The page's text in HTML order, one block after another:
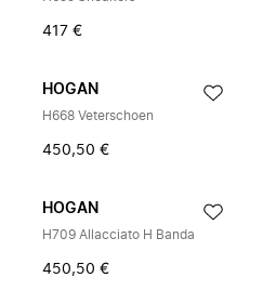
417 €
HOGAN
H668 Veterschoen
450,50 €
HOGAN
H709 Allacciato H Banda
450,50 €